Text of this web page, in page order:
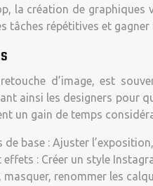
la création de
répétitives et
d’image, est
ainsi les designers pour
un gain de temps
base : Ajuster
: Créer un style
masquer, renommer les